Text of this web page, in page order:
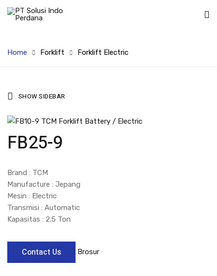
Home Forklift Forklift Electric
SHOW SIDEBAR
FB25-9
Brand : TCM
Manufacture : Jepang
Mesin : Electric
Transmisi : Automatic
Kapasitas : 2.5 Ton
Contact Us Brosur